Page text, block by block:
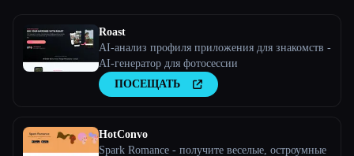
Roast
AI-анализ профиля приложения для знакомств -
AI-генератор для фотосессии
ПОСЕЩАТЬ
HotConvo
Spark Romance - получите веселые, остроумные